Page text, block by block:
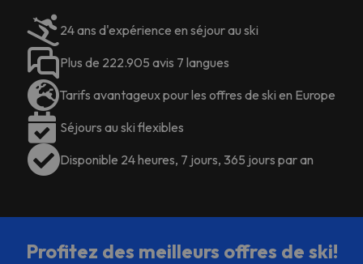
matériels. Géré par un particulier
24 ans d'expérience en séjour au ski
Plus de 222.905 avis 7 langues
Tarifs avantageux pour les offres de ski en Europe
Séjours au ski flexibles
Disponible 24 heures, 7 jours, 365 jours par an
Profitez des meilleurs offres de ski!